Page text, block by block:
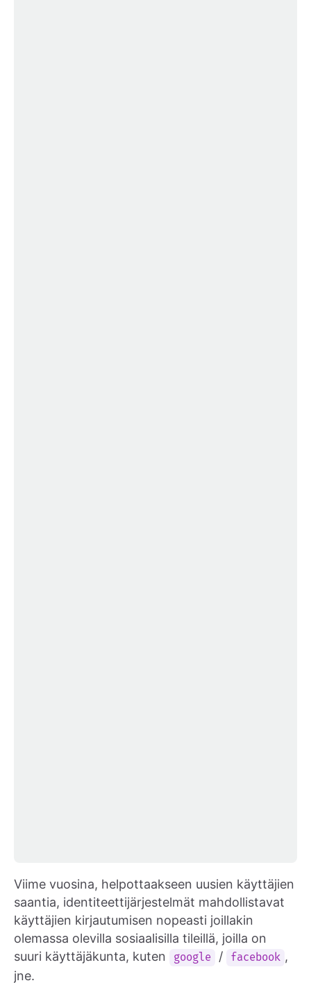
Viime vuosina, helpottaakseen uusien käyttäjien
saantia, identiteettijärjestelmät mahdollistavat
käyttäjien kirjautumisen nopeasti joillakin
olemassa olevilla sosiaalisilla tileillä, joilla on
suuri käyttäjäkunta, kuten
google / facebook ,
jne.